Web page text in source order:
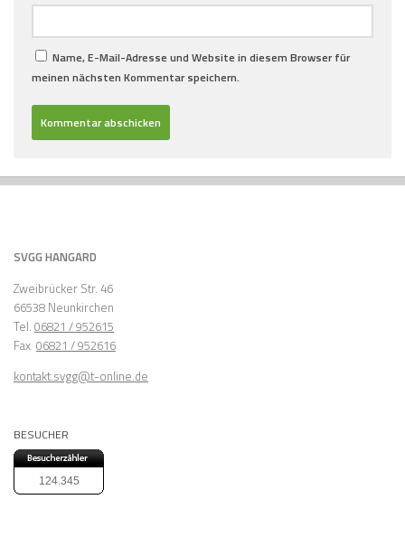
Name, E-Mail-Adresse und Website in diesem Browser für
meinen nächsten Kommentar speichern.
SVGG HANGARD
Zweibrücker Str. 46
66538 Neunkirchen
Tel. 06821 / 952615
Fax 06821 / 952616
kontakt.svgg@t-online.de
BESUCHER
124.345